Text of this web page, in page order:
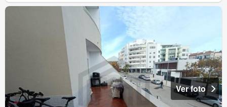
Ver foto